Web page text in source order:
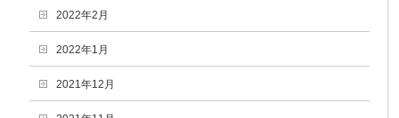
2022年2月
2022年1月
2021年12月